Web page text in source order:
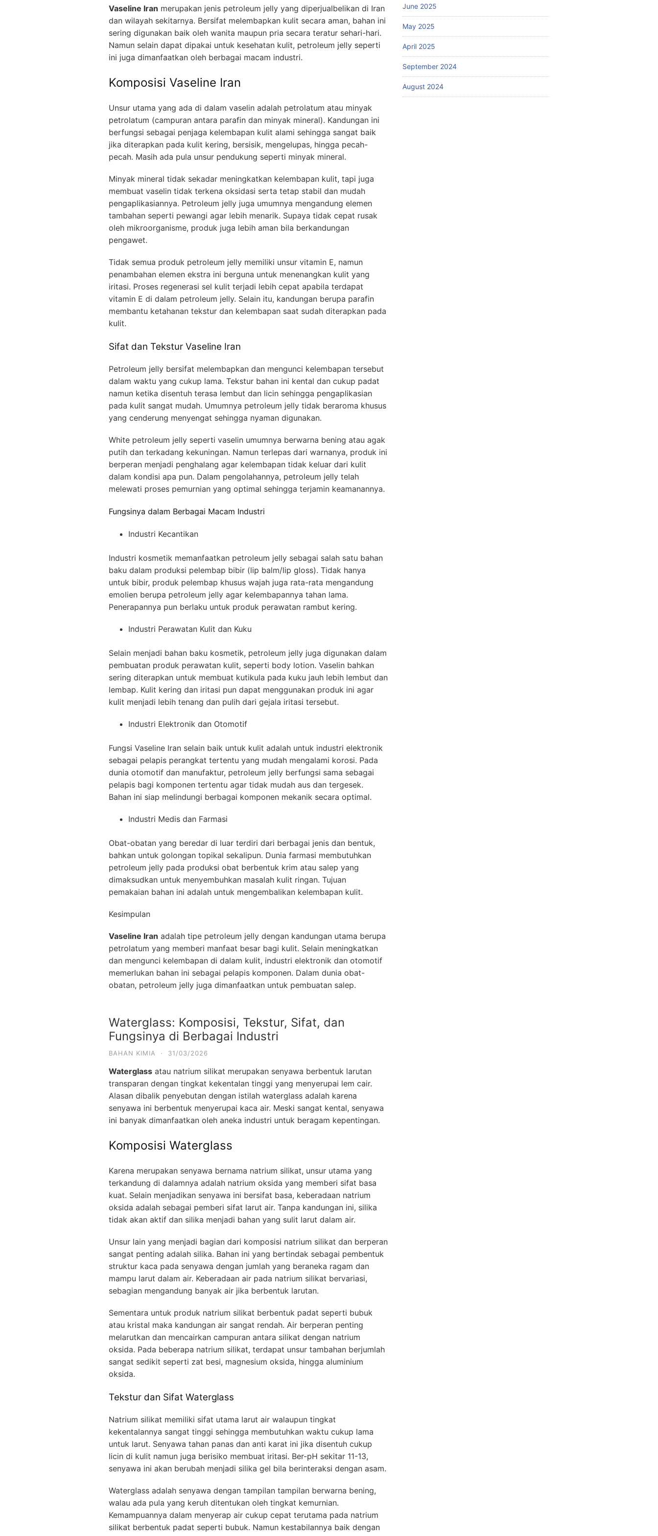
Vaseline Iran merupakan jenis petroleum jelly yang diperjualbelikan di Iran
dan wilayah sekitarnya. Bersifat melembapkan kulit secara aman, bahan ini
sering digunakan baik oleh wanita maupun pria secara teratur sehari-hari.
Namun selain dapat dipakai untuk kesehatan kulit, petroleum jelly seperti
ini juga dimanfaatkan oleh berbagai macam industri.
Komposisi Vaseline Iran
Unsur utama yang ada di dalam vaselin adalah petrolatum atau minyak
petrolatum (campuran antara parafin dan minyak mineral). Kandungan ini
berfungsi sebagai penjaga kelembapan kulit alami sehingga sangat baik
jika diterapkan pada kulit kering, bersisik, mengelupas, hingga pecah-
pecah. Masih ada pula unsur pendukung seperti minyak mineral.
Minyak mineral tidak sekadar meningkatkan kelembapan kulit, tapi juga
membuat vaselin tidak terkena oksidasi serta tetap stabil dan mudah
pengaplikasiannya. Petroleum jelly juga umumnya mengandung elemen
tambahan seperti pewangi agar lebih menarik. Supaya tidak cepat rusak
oleh mikroorganisme, produk juga lebih aman bila berkandungan
pengawet.
Tidak semua produk petroleum jelly memiliki unsur vitamin E, namun
penambahan elemen ekstra ini berguna untuk menenangkan kulit yang
iritasi. Proses regenerasi sel kulit terjadi lebih cepat apabila terdapat
vitamin E di dalam petroleum jelly. Selain itu, kandungan berupa parafin
membantu ketahanan tekstur dan kelembapan saat sudah diterapkan pada
kulit.
Sifat dan Tekstur Vaseline Iran
Petroleum jelly bersifat melembapkan dan mengunci kelembapan tersebut
dalam waktu yang cukup lama. Tekstur bahan ini kental dan cukup padat
namun ketika disentuh terasa lembut dan licin sehingga pengaplikasian
pada kulit sangat mudah. Umumnya petroleum jelly tidak beraroma khusus
yang cenderung menyengat sehingga nyaman digunakan.
White petroleum jelly seperti vaselin umumnya berwarna bening atau agak
putih dan terkadang kekuningan. Namun terlepas dari warnanya, produk ini
berperan menjadi penghalang agar kelembapan tidak keluar dari kulit
dalam kondisi apa pun. Dalam pengolahannya, petroleum jelly telah
melewati proses pemurnian yang optimal sehingga terjamin keamanannya.
Fungsinya dalam Berbagai Macam Industri
Industri Kecantikan
Industri kosmetik memanfaatkan petroleum jelly sebagai salah satu bahan
baku dalam produksi pelembap bibir (lip balm/lip gloss). Tidak hanya
untuk bibir, produk pelembap khusus wajah juga rata-rata mengandung
emolien berupa petroleum jelly agar kelembapannya tahan lama.
Penerapannya pun berlaku untuk produk perawatan rambut kering.
Industri Perawatan Kulit dan Kuku
Selain menjadi bahan baku kosmetik, petroleum jelly juga digunakan dalam
pembuatan produk perawatan kulit, seperti body lotion. Vaselin bahkan
sering diterapkan untuk membuat kutikula pada kuku jauh lebih lembut dan
lembap. Kulit kering dan iritasi pun dapat menggunakan produk ini agar
kulit menjadi lebih tenang dan pulih dari gejala iritasi tersebut.
Industri Elektronik dan Otomotif
Fungsi Vaseline Iran selain baik untuk kulit adalah untuk industri elektronik
sebagai pelapis perangkat tertentu yang mudah mengalami korosi. Pada
dunia otomotif dan manufaktur, petroleum jelly berfungsi sama sebagai
pelapis bagi komponen tertentu agar tidak mudah aus dan tergesek.
Bahan ini siap melindungi berbagai komponen mekanik secara optimal.
Industri Medis dan Farmasi
Obat-obatan yang beredar di luar terdiri dari berbagai jenis dan bentuk,
bahkan untuk golongan topikal sekalipun. Dunia farmasi membutuhkan
petroleum jelly pada produksi obat berbentuk krim atau salep yang
dimaksudkan untuk menyembuhkan masalah kulit ringan. Tujuan
pemakaian bahan ini adalah untuk mengembalikan kelembapan kulit.
Kesimpulan
Vaseline Iran adalah tipe petroleum jelly dengan kandungan utama berupa
petrolatum yang memberi manfaat besar bagi kulit. Selain meningkatkan
dan mengunci kelembapan di dalam kulit, industri elektronik dan otomotif
memerlukan bahan ini sebagai pelapis komponen. Dalam dunia obat-
obatan, petroleum jelly juga dimanfaatkan untuk pembuatan salep.
Waterglass: Komposisi, Tekstur, Sifat, dan
Fungsinya di Berbagai Industri
BAHAN KIMIA · 31/03/2026
Waterglass atau natrium silikat merupakan senyawa berbentuk larutan
transparan dengan tingkat kekentalan tinggi yang menyerupai lem cair.
Alasan dibalik penyebutan dengan istilah waterglass adalah karena
senyawa ini berbentuk menyerupai kaca air. Meski sangat kental, senyawa
ini banyak dimanfaatkan oleh aneka industri untuk beragam kepentingan.
Komposisi Waterglass
Karena merupakan senyawa bernama natrium silikat, unsur utama yang
terkandung di dalamnya adalah natrium oksida yang memberi sifat basa
kuat. Selain menjadikan senyawa ini bersifat basa, keberadaan natrium
oksida adalah sebagai pemberi sifat larut air. Tanpa kandungan ini, silika
tidak akan aktif dan silika menjadi bahan yang sulit larut dalam air.
Unsur lain yang menjadi bagian dari komposisi natrium silikat dan berperan
sangat penting adalah silika. Bahan ini yang bertindak sebagai pembentuk
struktur kaca pada senyawa dengan jumlah yang beraneka ragam dan
mampu larut dalam air. Keberadaan air pada natrium silikat bervariasi,
sebagian mengandung banyak air jika berbentuk larutan.
Sementara untuk produk natrium silikat berbentuk padat seperti bubuk
atau kristal maka kandungan air sangat rendah. Air berperan penting
melarutkan dan mencairkan campuran antara silikat dengan natrium
oksida. Pada beberapa natrium silikat, terdapat unsur tambahan berjumlah
sangat sedikit seperti zat besi, magnesium oksida, hingga aluminium
oksida.
Tekstur dan Sifat Waterglass
Natrium silikat memiliki sifat utama larut air walaupun tingkat
kekentalannya sangat tinggi sehingga membutuhkan waktu cukup lama
untuk larut. Senyawa tahan panas dan anti karat ini jika disentuh cukup
licin di kulit namun juga berisiko membuat iritasi. Ber-pH sekitar 11-13,
senyawa ini akan berubah menjadi silika gel bila berinteraksi dengan asam.
Waterglass adalah senyawa dengan tampilan tampilan berwarna bening,
walau ada pula yang keruh ditentukan oleh tingkat kemurnian.
Kemampuannya dalam menyerap air cukup cepat terutama pada natrium
silikat berbentuk padat seperti bubuk. Namun kestabilannya baik dengan
June 2025
May 2025
April 2025
September 2024
August 2024